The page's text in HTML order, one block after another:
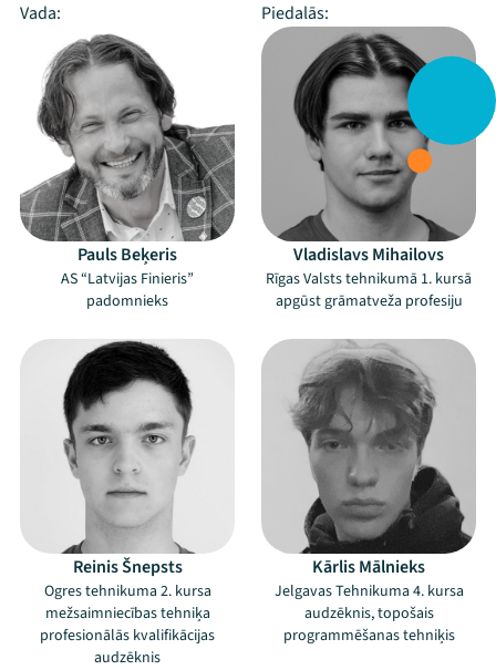
Vada:
Piedalās:
Pauls Beķeris
AS “Latvijas Finieris”
padomnieks
Vladislavs Mihailovs
Rīgas Valsts tehnikumā 1. kursā
apgūst grāmatveža profesiju
Reinis Šnepsts
Ogres tehnikuma 2. kursa
mežsaimniecības tehniķa
profesionālās kvalifikācijas
audzēknis
Kārlis Mālnieks
Jelgavas Tehnikuma 4. kursa
audzēknis, topošais
programmēšanas tehniķis